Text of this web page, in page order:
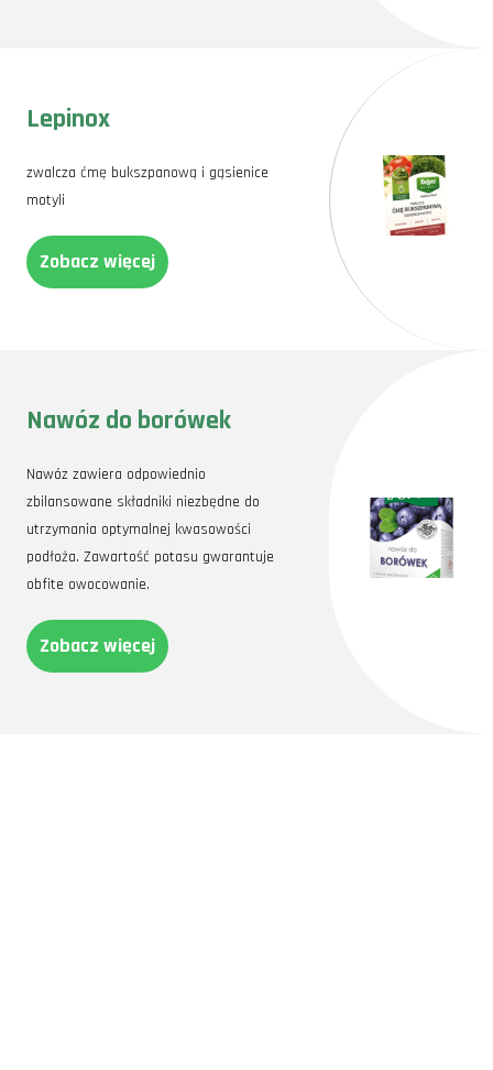
Lepinox
zwalcza ćmę bukszpanową i gąsienice
motyli
Zobacz więcej
Nawóz do borówek
Nawóz zawiera odpowiednio
zbilansowane składniki niezbędne do
utrzymania optymalnej kwasowości
podłoża. Zawartość potasu gwarantuje
obfite owocowanie.
Zobacz więcej